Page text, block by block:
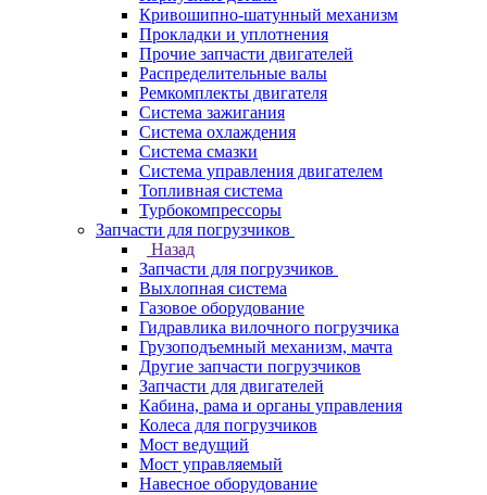
Кривошипно-шатунный механизм
Прокладки и уплотнения
Прочие запчасти двигателей
Распределительные валы
Ремкомплекты двигателя
Система зажигания
Система охлаждения
Система смазки
Система управления двигателем
Топливная система
Турбокомпрессоры
Запчасти для погрузчиков
Назад
Запчасти для погрузчиков
Выхлопная система
Газовое оборудование
Гидравлика вилочного погрузчика
Грузоподъемный механизм, мачта
Другие запчасти погрузчиков
Запчасти для двигателей
Кабина, рама и органы управления
Колеса для погрузчиков
Мост ведущий
Мост управляемый
Навесное оборудование